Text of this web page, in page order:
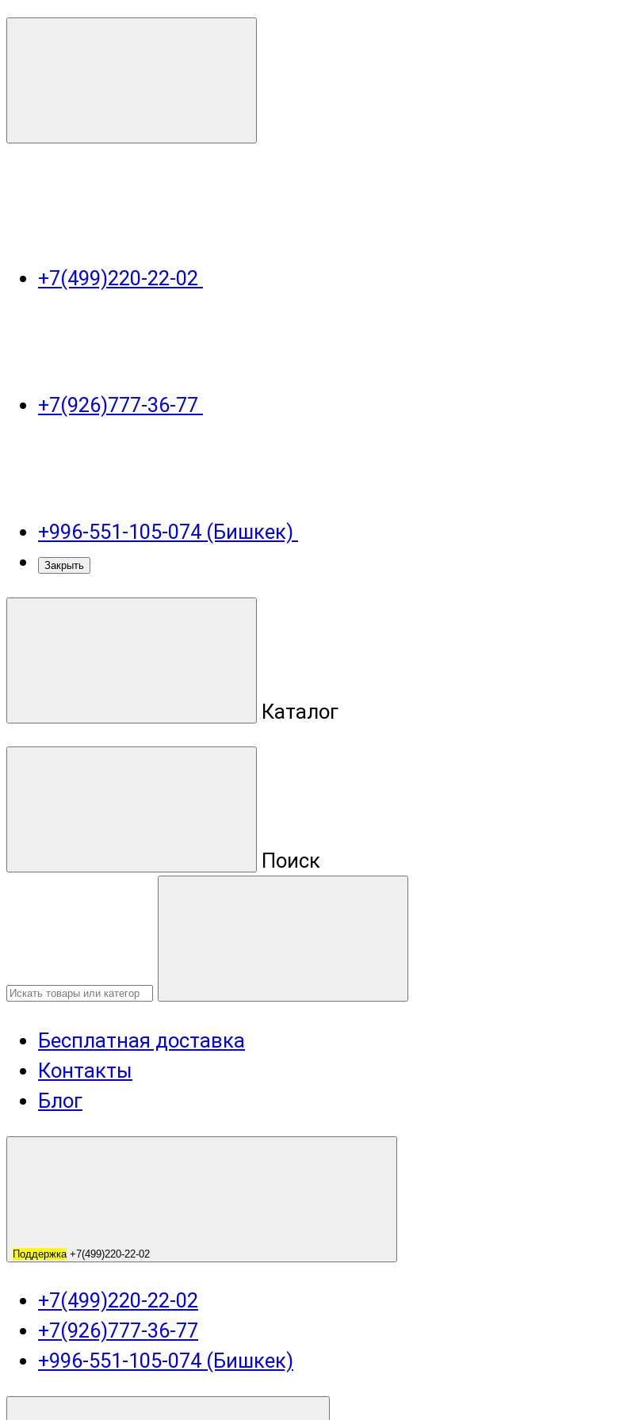
+7(499)220-22-02
+7(926)777-36-77
+996-551-105-074 (Бишкек)
Закрыть
Каталог
Поиск
Бесплатная доставка
Контакты
Блог
Поддержка +7(499)220-22-02
+7(499)220-22-02
+7(926)777-36-77
+996-551-105-074 (Бишкек)